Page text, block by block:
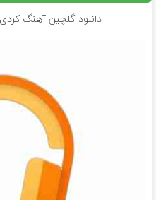
دانلود گلچین آهنگ